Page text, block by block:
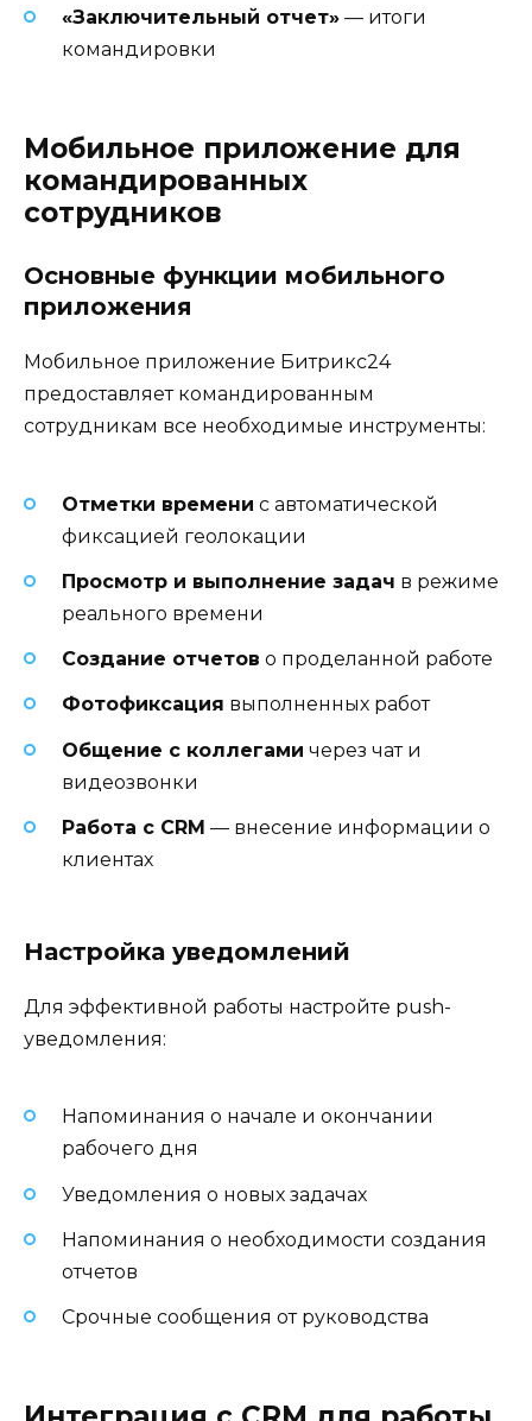
«Заключительный отчет» — итоги
командировки
Мобильное приложение для
командированных
сотрудников
Основные функции мобильного
приложения
Мобильное приложение Битрикс24
предоставляет командированным
сотрудникам все необходимые инструменты:
Отметки времени с автоматической
фиксацией геолокации
Просмотр и выполнение задач в режиме
реального времени
Создание отчетов о проделанной работе
Фотофиксация выполненных работ
Общение с коллегами через чат и
видеозвонки
Работа с CRM — внесение информации о
клиентах
Настройка уведомлений
Для эффективной работы настройте push-
уведомления:
Напоминания о начале и окончании
рабочего дня
Уведомления о новых задачах
Напоминания о необходимости создания
отчетов
Срочные сообщения от руководства